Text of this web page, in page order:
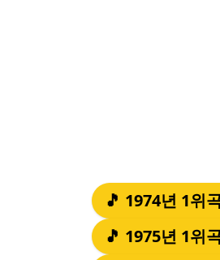
🎵 1974년 1위
🎵 1975년 1위